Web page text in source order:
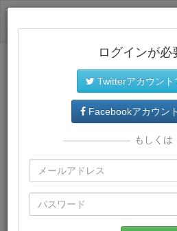
プレミアム会員では、教材がダウ
再生環境が提供されます。
ログインが必
Twitterアカウント
Facebookアカウン
もしくは